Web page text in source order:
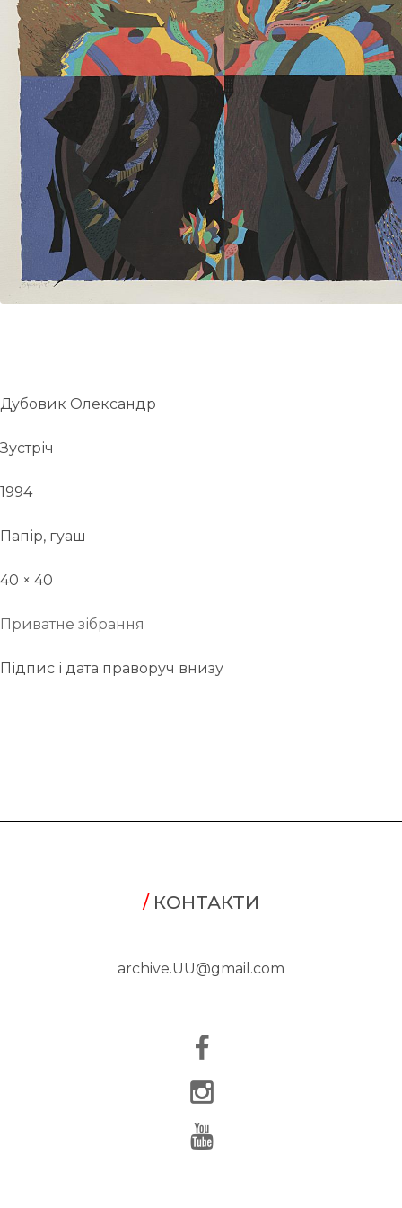
UA
ENG
Дубовик Олександр
Зустріч
1994
Папір, гуаш
40 × 40
Приватне зібрання
Підпис і дата праворуч внизу
/КОНТАКТИ
archive.UU@gmail.com